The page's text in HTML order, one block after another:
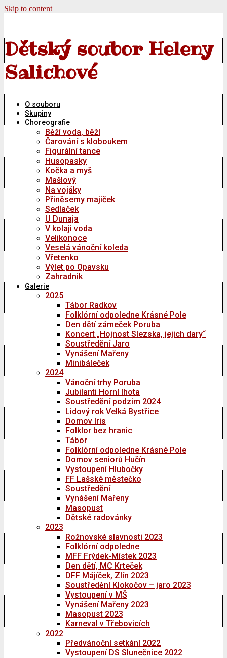
Skip to content
Dětský soubor Heleny
Salichové
O souboru
Skupiny
Choreografie
Běží voda, běží
Čarování s kloboukem
Figurální tance
Husopasky
Kočka a myš
Mašlový
Na vojáky
Přiněsemy majiček
Sedlaček
U Dunaja
V kolaji voda
Velikonoce
Veselá vánoční koleda
Vřetenko
Výlet po Opavsku
Zahradnik
Galerie
2025
Tábor Radkov
Folklórní odpoledne Krásné Pole
Den dětí zámeček Poruba
Koncert „Hojnost Slezska, jejich dary“
Soustředění Jaro
Vynášení Mařeny
Minibáleček
2024
Vánoční trhy Poruba
Jubilanti Horní lhota
Soustředění podzim 2024
Lidový rok Velká Bystřice
Domov Iris
Folklor bez hranic
Tábor
Folklórní odpoledne Krásné Pole
Domov seniorů Hučín
Vystoupení Hlubočky
FF Lašské městečko
Soustředění
Vynášení Mařeny
Masopust
Dětské radovánky
2023
Rožnovské slavnosti 2023
Folklórní odpoledne
MFF Frýdek-Místek 2023
Den dětí, MC Krteček
DFF Májíček, Zlín 2023
Soustředění Klokočov – jaro 2023
Vystoupení v MŠ
Vynášení Mařeny 2023
Masopust 2023
Karneval v Třebovicích
2022
Předvánoční setkání 2022
Vystoupení DS Slunečnice 2022